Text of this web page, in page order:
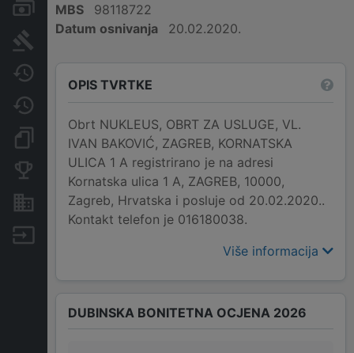
Računi i blokade
Promjene
Dokumenti i objave
Konkurentske tvrtke
Nekretnine i imovina
MBS
98118722
Datum osnivanja
20.02.2020.
OPIS TVRTKE
Obrt NUKLEUS, OBRT ZA USLUGE, VL.
IVAN BAKOVIĆ, ZAGREB, KORNATSKA
ULICA 1 A registrirano je na adresi
Kornatska ulica 1 A, ZAGREB, 10000,
Zagreb, Hrvatska i posluje od 20.02.2020..
Kontakt telefon je 016180038.
Više informacija
DUBINSKA BONITETNA OCJENA 2026